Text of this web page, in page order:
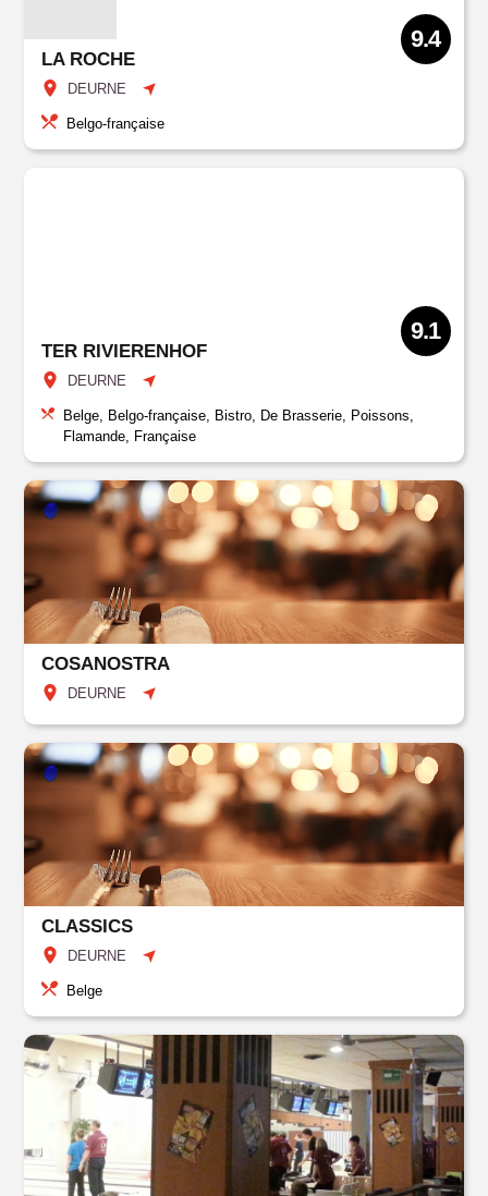
LA ROCHE
DEURNE
9.4
Belgo-française
TER RIVIERENHOF
DEURNE
9.1
Belge, Belgo-française, Bistro, De Brasserie, Poissons,
Flamande, Française
COSANOSTRA
DEURNE
CLASSICS
DEURNE
Belge